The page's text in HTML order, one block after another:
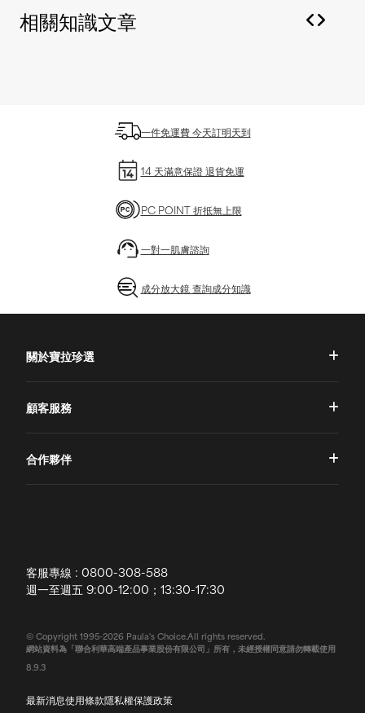
相關知識文章
一件免運費 今天訂明天到
14 天滿意保證 退貨免運
PC POINT 折抵無上限
一對一肌膚諮詢
成分放大鏡 查詢成分知識
關於寶拉珍選
專業國際團隊
顧客服務
退換貨政策
聯絡我們
合作夥伴
客服專線 : 0800-308-588
週一至週五 9:00-12:00；13:30-17:30
© Copyright 1995-2026 Paula's Choice.All rights reserved.
網站資料為「聯合利華高端產品事業股份有限公司」所有，未經授權同意請勿轉載使用
8.9.3
最新消息使用條款隱私權保護政策